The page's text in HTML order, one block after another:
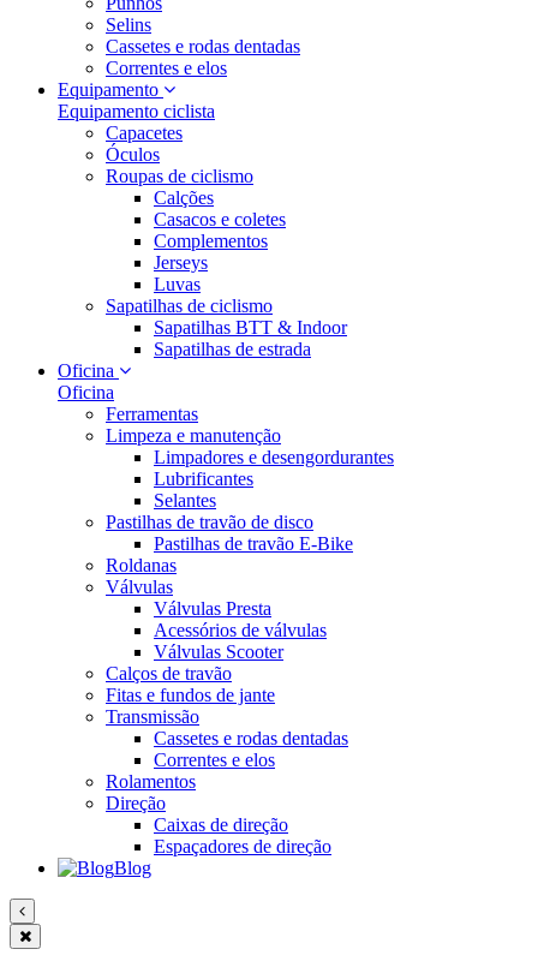
Selins
Cassetes e rodas dentadas
Correntes e elos
Equipamento
Equipamento ciclista
Capacetes
Óculos
Roupas de ciclismo
Calções
Casacos e coletes
Complementos
Jerseys
Luvas
Sapatilhas de ciclismo
Sapatilhas BTT & Indoor
Sapatilhas de estrada
Oficina
Oficina
Ferramentas
Limpeza e manutenção
Limpadores e desengordurantes
Lubrificantes
Selantes
Pastilhas de travão de disco
Pastilhas de travão E-Bike
Roldanas
Válvulas
Válvulas Presta
Acessórios de válvulas
Válvulas Scooter
Calços de travão
Fitas e fundos de jante
Transmissão
Cassetes e rodas dentadas
Correntes e elos
Rolamentos
Direção
Caixas de direção
Espaçadores de direção
Blog